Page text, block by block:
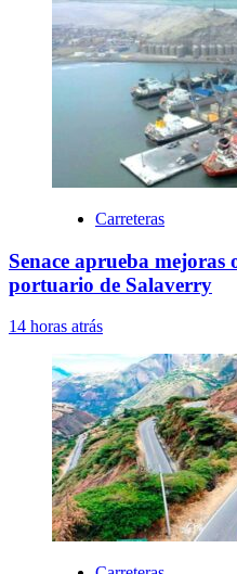
Carreteras
Senace aprueba
portuario de Salaverry
14 horas atrás